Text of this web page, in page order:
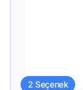
2 Seçenek